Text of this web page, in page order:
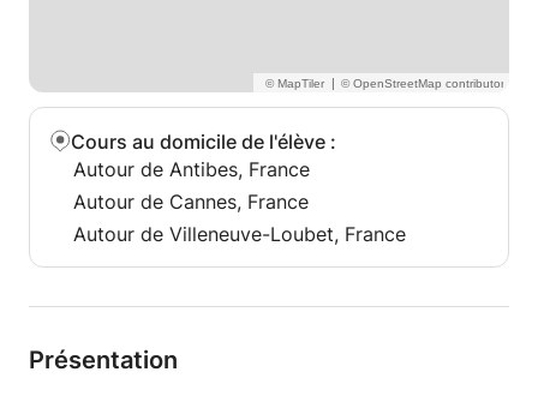
|
Cours au domicile de l'élève :
Autour de Antibes, France
Autour de Cannes, France
Autour de Villeneuve-Loubet, France
Présentation